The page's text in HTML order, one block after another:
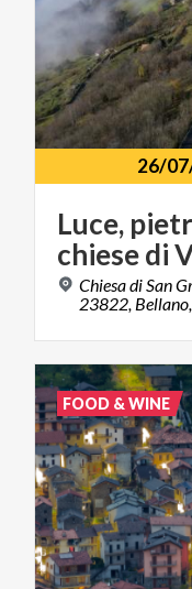
26/
Luce,
chiesedi
Chiesa di San
23822,
FOOD & WINE